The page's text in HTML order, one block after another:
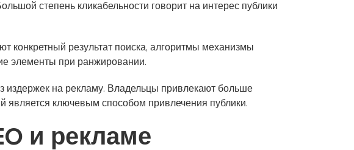
степень кликабельности говорит на интерес публики
конкретный результат поиска, алгоритмы механизмы
элементы при ранжировании.
издержек на рекламу. Владельцы привлекают больше
является ключевым способом привлечения публики.
и рекламе